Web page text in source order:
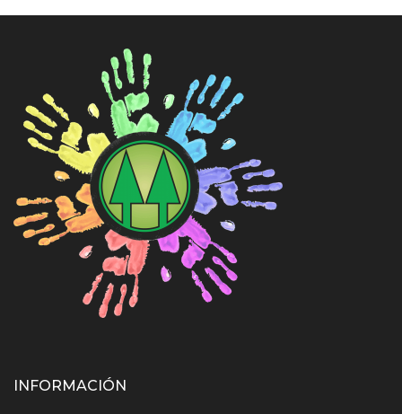
INFORMACIÓN